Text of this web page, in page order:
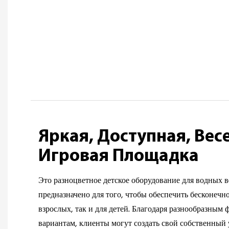
Яркая, Доступная,
Игровая Площадка
Это разноцветное детское оборудование для
предназначено для того, чтобы обеспечить
взрослых, так и для детей. Благодаря
вариантам, клиенты могут создать свой